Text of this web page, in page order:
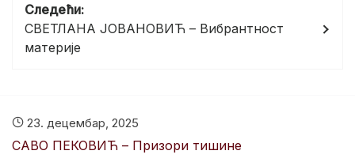
Следећи:
СВЕТЛАНА ЈОВАНОВИЋ – Вибрантност
материје
23. децембар, 2025
САВО ПЕКОВИЋ – Призори тишине